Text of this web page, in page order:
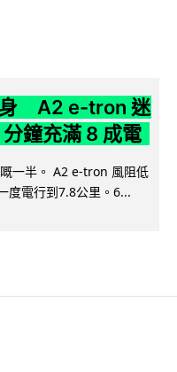
身 A2 e-tron 迷
鐘充滿 8 成電
一半。 A2 e-tron 風阻低
度電行到7.8公里。6...